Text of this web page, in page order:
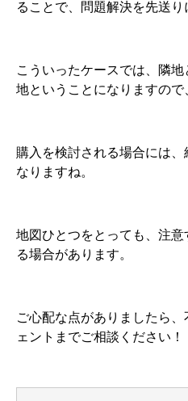
ることで、問題解決を先送り
こういったケースでは、隣
地ということになりますので
購入を検討される場合には
なりますね。
地図ひとつをとっても、注意
る場合があります。
ご心配な点がありましたら
ェントまでご相談ください！